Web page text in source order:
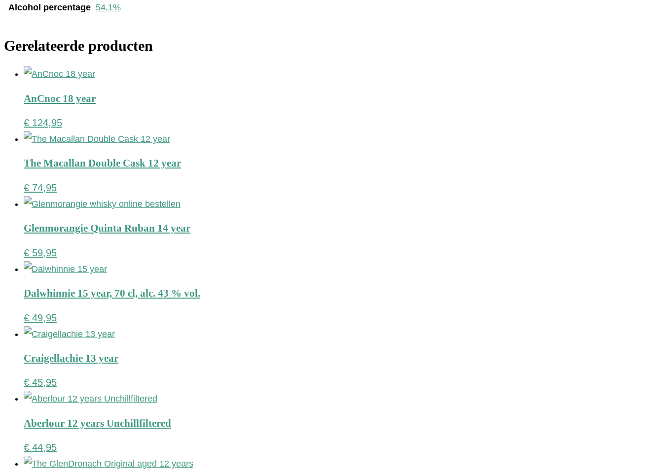
Alcohol percentage 54,1%
Gerelateerde producten
AnCnoc 18 year
€ 124,95
The Macallan Double Cask 12 year
€ 74,95
Glenmorangie Quinta Ruban 14 year
€ 59,95
Dalwhinnie 15 year, 70 cl, alc. 43 % vol.
€ 49,95
Craigellachie 13 year
€ 45,95
Aberlour 12 years Unchillfiltered
€ 44,95